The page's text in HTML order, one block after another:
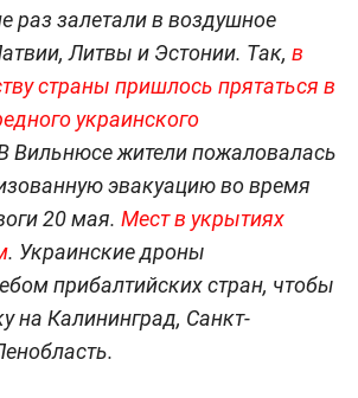
раз залетали в воздушное
Литвы и Эстонии. Так, в
страны пришлось прятаться в
украинского
Вильнюсе жители пожаловалась
эвакуацию во время
20 мая. Мест в укрытиях
. Украинские дроны
прибалтийских стран, чтобы
на Калининград, Санкт-